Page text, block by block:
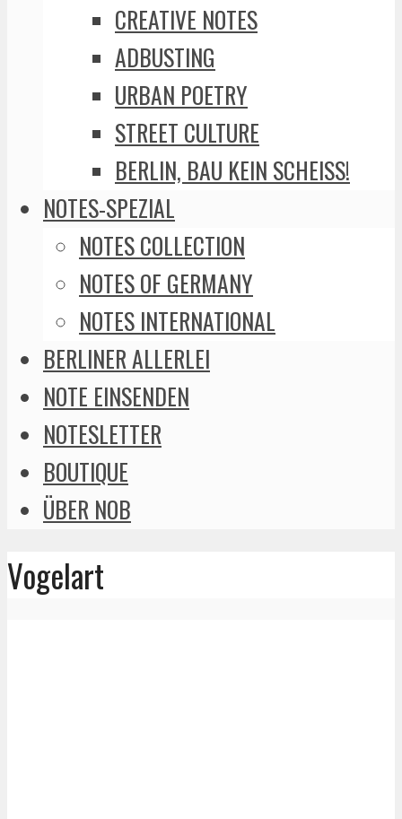
CREATIVE NOTES
ADBUSTING
URBAN POETRY
STREET CULTURE
BERLIN, BAU KEIN SCHEISS!
NOTES-SPEZIAL
NOTES COLLECTION
NOTES OF GERMANY
NOTES INTERNATIONAL
BERLINER ALLERLEI
NOTE EINSENDEN
NOTESLETTER
BOUTIQUE
ÜBER NOB
Vogelart